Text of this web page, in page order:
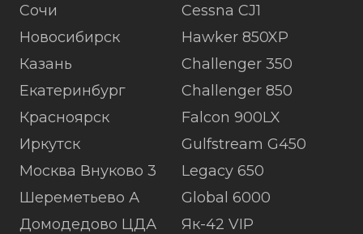
Сочи
Новосибирск
Казань
Екатеринбург
Красноярск
Иркутск
Москва Внуково 3
Шереметьево А
Домодедово ЦДА
Cessna CJ1
Hawker 850XP
Challenger 350
Challenger 850
Falcon 900LX
Gulfstream G450
Legacy 650
Global 6000
Як-42 VIP